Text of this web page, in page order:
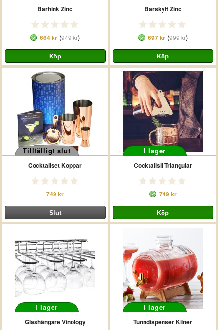
Barhink Zinc
664 kr (949 kr)
Barskylt Zinc
697 kr(999 kr)
Tillfälligt slut
Cocktailset Koppar
749 kr
I lager
Cocktailsil Triangular
749 kr
I lager
Glashängare Vinology
I lager
Tunndispenser Kilner